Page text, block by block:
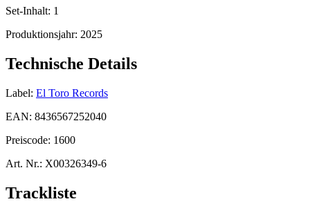
Set-Inhalt: 1
Produktionsjahr: 2025
Technische Details
Label: El Toro Records
EAN: 8436567252040
Preiscode: 1600
Art. Nr.: X00326349-6
Trackliste